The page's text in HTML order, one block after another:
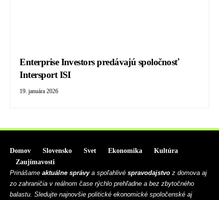
Enterprise Investors predávajú spoločnosť
Intersport ISI
19. januára 2026
Domov Slovensko Svet Ekonomika
Kultúra
Zaujímavosti
Prinášame aktuálne správya spoľahlivé spravodajstvo z domova aj
zo zahraničia v reálnom čase rýchlo prehľadne a bez zbytočného
balastu. Sledujte najnovšie politické ekonomické spoločenské aj